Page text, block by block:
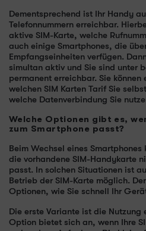
Dementsprechend ist Ihr Handy
Telefonnummern erreichbar.
aktive SIM-Karte, welche
auch einige Smartphones, die
Empfangseinheiten verfügen.
simultan aktiv und Sie sind unter
permanent erreichbar. Sie
welchen SIM Karten Tarif Sie
welche Datenverbindung Sie
Welche Optionen gibt es,
zum Smartphone passt?
Beim Wechsel eines Smartphones
die vorhandene SIM-Handykarte
passt. In solchen Situationen ist
Betrieb der SIM-Karte möglich.
Optionen, wie Sie schnell Ihr
Die erste Variante ist die Nutzung
Option bietet sich an, wenn Ihre